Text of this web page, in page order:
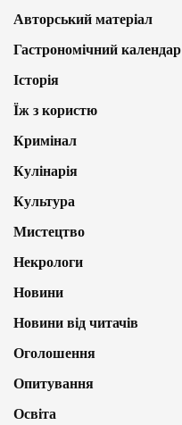
Авторський матеріал
Гастрономічний календар
Історія
Їж з користю
Кримінал
Кулінарія
Культура
Мистецтво
Некрологи
Новини
Новини від читачів
Оголошення
Опитування
Освіта